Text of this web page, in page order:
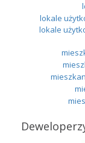
lokale
lokale